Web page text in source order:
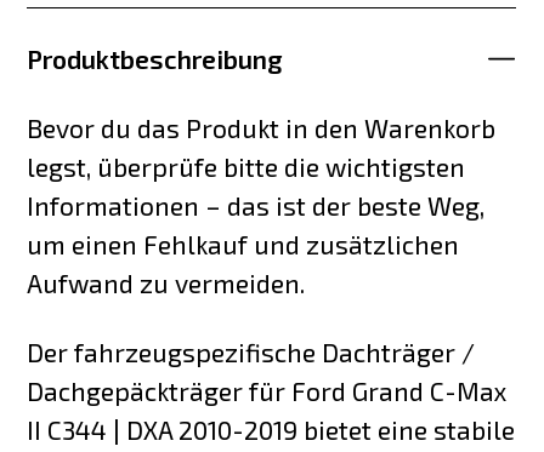
Produktbeschreibung
Bevor du das Produkt in den Warenkorb
legst, überprüfe bitte die wichtigsten
Informationen – das ist der beste Weg,
um einen Fehlkauf und zusätzlichen
Aufwand zu vermeiden.
Der fahrzeugspezifische Dachträger /
Dachgepäckträger für Ford Grand C-Max
II C344 | DXA 2010-2019 bietet eine stabile